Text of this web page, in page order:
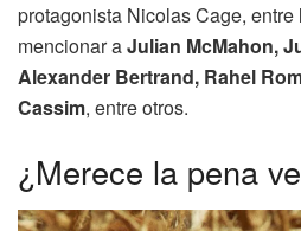
protagonista Nicolas Cage,
mencionar aJulian McMahon,
Alexander Bertrand, Rahel
Cassim, entre otros.
¿Merece la pena